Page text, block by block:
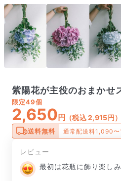
紫陽花が主役のおまかせ
限定49個
2,650 円 （税込 2,915円）
送料無料 通常配送料1,090
レビュー
最初は花瓶に飾り楽しみ